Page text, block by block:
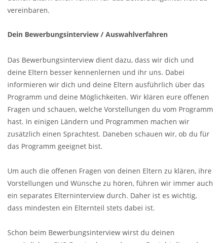
vereinbaren.
Dein Bewerbungsinterview / Auswahlverfahren
Das Bewerbungsinterview dient dazu, dass wir dich und
deine Eltern besser kennenlernen und ihr uns. Dabei
informieren wir dich und deine Eltern ausführlich über das
Programm und deine Möglichkeiten. Wir klären eure offenen
Fragen und schauen, welche Vorstellungen du vom Programm
hast. In einigen Ländern und Programmen machen wir
zusätzlich einen Sprachtest. Daneben schauen wir, ob du für
das Programm geeignet bist.
Um auch die offenen Fragen von deinen Eltern zu klären, ihre
Vorstellungen und Wünsche zu hören, führen wir immer auch
ein separates Elterninterview durch. Daher ist es wichtig,
dass mindesten ein Elternteil stets dabei ist.
Schon beim Bewerbungsinterview wirst du deinen